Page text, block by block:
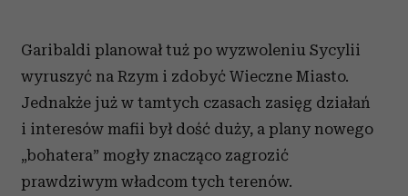
Garibaldi planował tuż po wyzwoleniu Sycylii
wyruszyć na Rzym i zdobyć Wieczne Miasto.
Jednakże już w tamtych czasach zasięg działań
i interesów mafii był dość duży, a plany nowego
„bohatera” mogły znacząco zagrozić
prawdziwym władcom tych terenów.